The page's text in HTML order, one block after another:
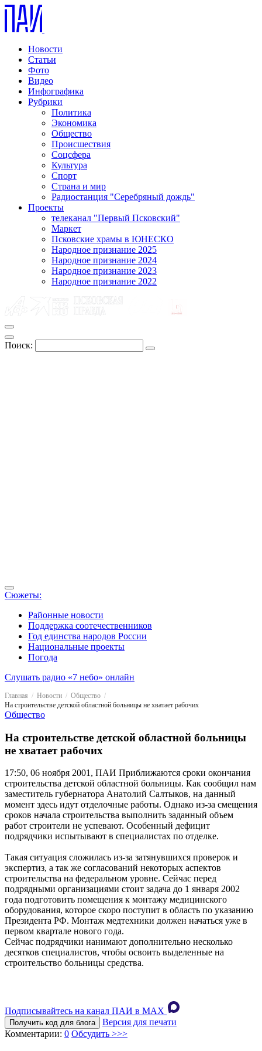
Новости
Статьи
Фото
Видео
Инфографика
Рубрики
Политика
Экономика
Общество
Происшествия
Соцсфера
Культура
Спорт
Страна и мир
Радиостанция "Серебряный дождь"
Проекты
телеканал "Первый Псковский"
Маркет
Псковские храмы в ЮНЕСКО
Народное признание 2025
Народное признание 2024
Народное признание 2023
Народное признание 2022
Поиск:
Сюжеты:
Районные новости
Поддержка соотечественников
Год единства народов России
Национальные проекты
Погода
Слушать радио «7 небо» онлайн
Главная Новости
Общество
На строительстве детской областной больницы не хватает рабочих
Общество
На строительстве детской областной больницы
не хватает рабочих
17:50, 06 ноября 2001, ПАИ Приближаются сроки окончания
строительства детской областной больницы. Как сообщил нам
заместитель губернатора Анатолий Салтыков, на данный
момент здесь идут отделочные работы. Однако из-за смещения
сроков начала строительства выполнить заданный объем
работ строители не успевают. Особенный дефицит
подрядчики испытывают в специалистах по отделке.
Такая ситуация сложилась из-за затянувшихся проверок и
экспертиз, а так же согласований некоторых аспектов
строительства на федеральном уровне. Сейчас перед
подрядными организациями стоит задача до 1 января 2002
года подготовить помещения к монтажу медицинского
оборудования, которое скоро поступит в область по указанию
Президента РФ. Монтаж медтехники должен начаться уже в
первом квартале нового года.
Сейчас подрядчики нанимают дополнительно несколько
десятков специалистов, чтобы освоить выделенные на
строительство больницы средства.
Подписывайтесь на канал ПАИ в MAХ
Получить код для блога
Версия для печати
Комментарии: 0 Обсудить >>>